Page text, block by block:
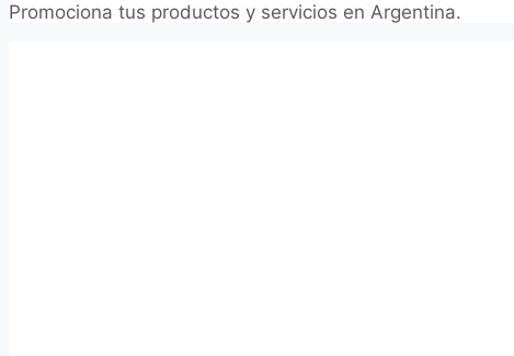
Promociona tus productos y servicios en Argentina.